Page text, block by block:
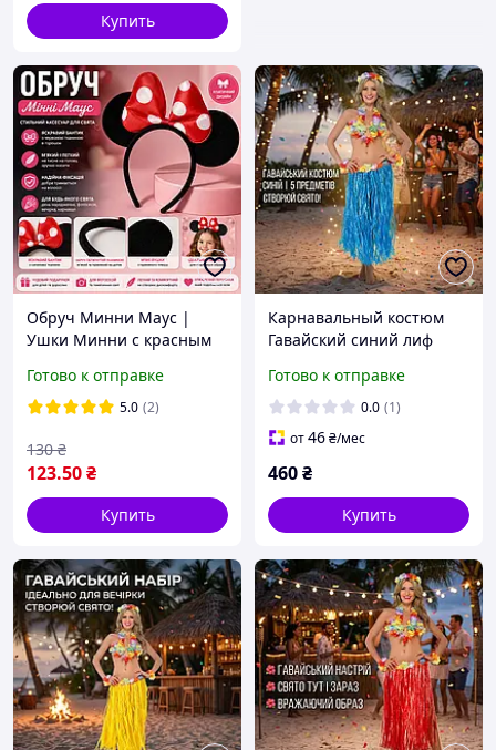
Купить
Обруч Минни Маус |
Ушки Минни с красным
Готово к отправке
5.0 (2)
123.50₴
130 ₴
Купить
Карнавальный костюм
Гавайский синий лиф
| Набор для пляжной
вечеринки Хула
Готово к отправке
0.0 (1)
от46₴/мес
460₴
Купить